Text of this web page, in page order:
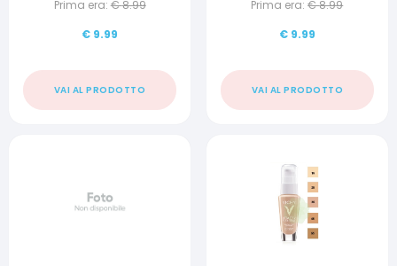
Prima era: €8.99
€ 9.99
VAI AL PRODOTTO
Prima era: €8.99
€ 9.99
VAI AL PRODOTTO